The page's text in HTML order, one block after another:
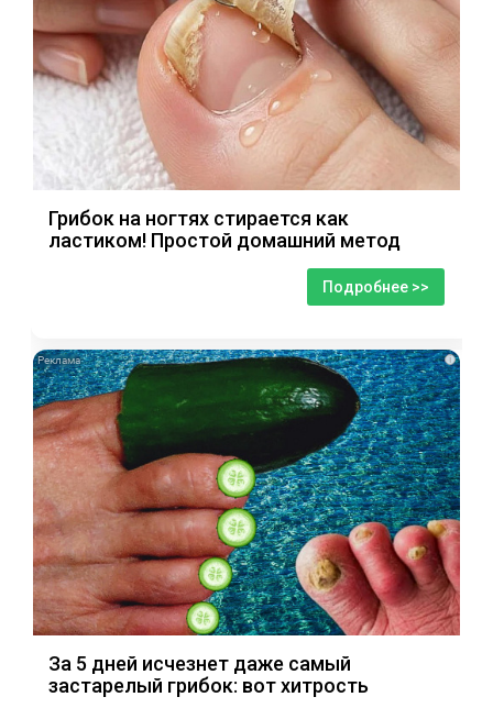
Грибок на ногтях стирается как
ластиком! Простой домашний метод
Подробнее >>
i
За 5 дней исчезнет даже самый
застарелый грибок: вот хитрость